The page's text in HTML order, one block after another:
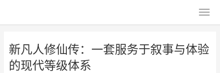
新凡人修仙传：一套服务于叙事与体验
的现代等级体系